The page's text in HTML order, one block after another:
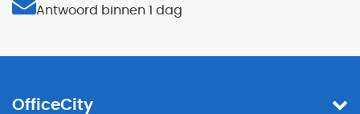
Antwoord binnen 1 dag
OfficeCity